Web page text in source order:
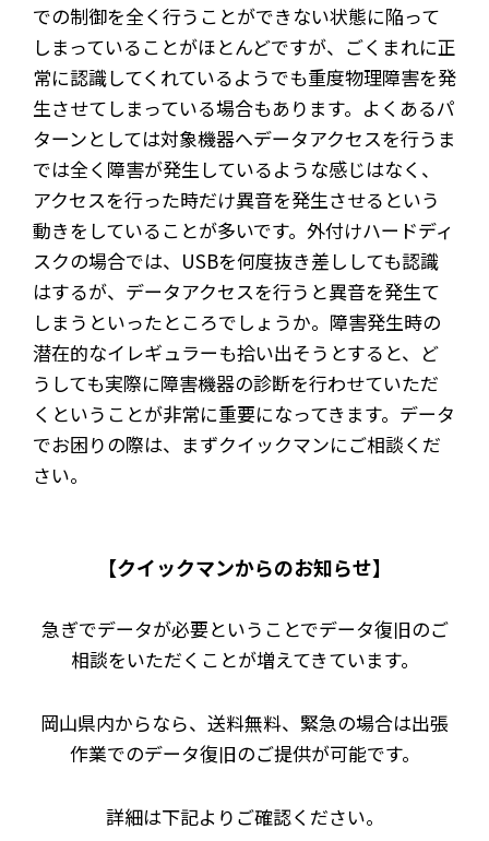
での制御を全く行うことができない状態に陥って
しまっていることがほとんどですが、ごくまれに正
常に認識してくれているようでも重度物理障害を発
生させてしまっている場合もあります。よくあるパ
ターンとしては対象機器へデータアクセスを行うま
では全く障害が発生しているような感じはなく、
アクセスを行った時だけ異音を発生させるという
動きをしていることが多いです。外付けハードディ
スクの場合では、USBを何度抜き差ししても認識
はするが、データアクセスを行うと異音を発生て
しまうといったところでしょうか。障害発生時の
潜在的なイレギュラーも拾い出そうとすると、ど
うしても実際に障害機器の診断を行わせていただ
くということが非常に重要になってきます。データ
でお困りの際は、まずクイックマンにご相談くだ
さい。
【クイックマンからのお知らせ】
急ぎでデータが必要ということでデータ復旧のご
相談をいただくことが増えてきています。
岡山県内からなら、送料無料、緊急の場合は出張
作業でのデータ復旧のご提供が可能です。
詳細は下記よりご確認ください。